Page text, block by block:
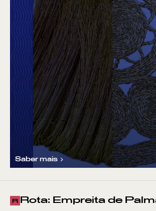
Saber mais
R Rota: Empreita de